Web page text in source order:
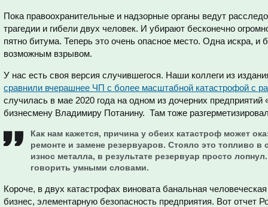
Пока правоохранительные и надзорные органы ведут
трагедии и гибели двух человек. И убирают бесконечно
пятно битума. Теперь это очень опасное место. Одна искра, и
возможным взрывом.
У нас есть своя версия случившегося. Наши коллеги из
сравнили вчерашнее ЧП с более масштабной катастрофой с
случилась в мае 2020 года на одном из дочерних
бизнесмену Владимиру Потанину. Там тоже
Как нам кажется, причина у обеих катастроф может
ремонте и замене резервуаров. Стояло это топливо
износ металла, в результате резервуар просто
говорить умными словами.
Короче, в двух катастрофах виновата банальная
бизнес, элементарную безопасность предприятия. Вот отчет